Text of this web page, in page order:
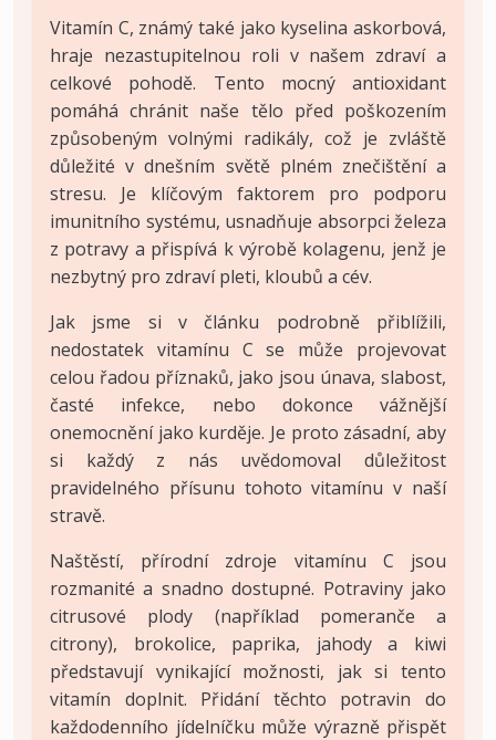
Vitamín C, známý také jako kyselina askorbová,
hraje nezastupitelnou roli v našem zdraví a
celkové pohodě. Tento mocný antioxidant
pomáhá chránit naše tělo před poškozením
způsobeným volnými radikály, což je zvláště
důležité v dnešním světě plném znečištění a
stresu. Je klíčovým faktorem pro podporu
imunitního systému, usnadňuje absorpci železa
z potravy a přispívá k výrobě kolagenu, jenž je
nezbytný pro zdraví pleti, kloubů a cév.
Jak jsme si v článku podrobně přiblížili,
nedostatek vitamínu C se může projevovat
celou řadou příznaků, jako jsou únava, slabost,
časté infekce, nebo dokonce vážnější
onemocnění jako kurděje. Je proto zásadní, aby
si každý z nás uvědomoval důležitost
pravidelného přísunu tohoto vitamínu v naší
stravě.
Naštěstí, přírodní zdroje vitamínu C jsou
rozmanité a snadno dostupné. Potraviny jako
citrusové plody (například pomeranče a
citrony), brokolice, paprika, jahody a kiwi
představují vynikající možnosti, jak si tento
vitamín doplnit. Přidání těchto potravin do
každodenního jídelníčku může výrazně přispět